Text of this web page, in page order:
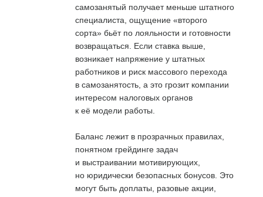
самозанятый получает меньше штатного
специалиста, ощущение «второго
сорта» бьёт по лояльности и готовности
возвращаться. Если ставка выше,
возникает напряжение у штатных
работников и риск массового перехода
в самозанятость, а это грозит компании
интересом налоговых органов
к её модели работы.
Баланс лежит в прозрачных правилах,
понятном грейдинге задач
и выстраивании мотивирующих,
но юридически безопасных бонусов. Это
могут быть доплаты, разовые акции,